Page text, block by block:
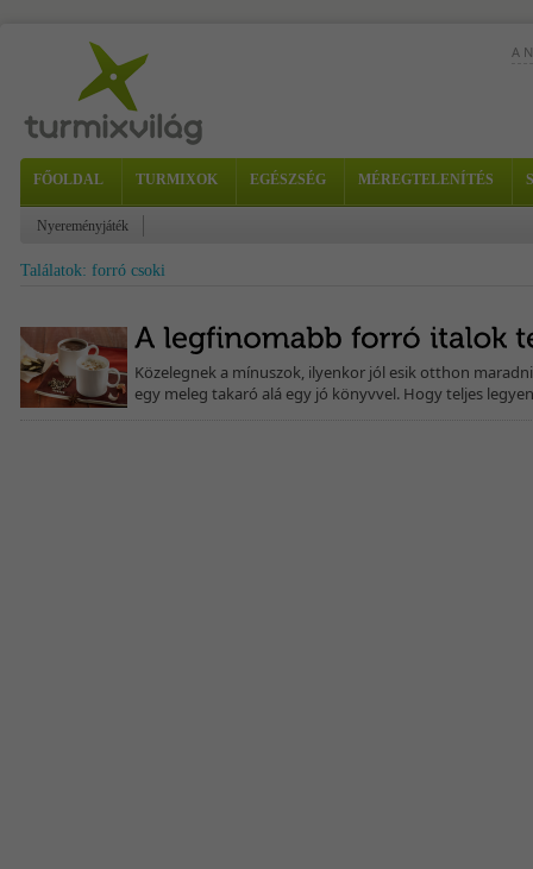
A
FŐOLDAL TURMIXOK EGÉSZSÉG MÉREGTELENÍTÉS
Nyereményjáték
Találatok: forró csoki
Közelegnek a mínuszok, ilyenkor jól esik otthon
egy meleg takaró alá egy jó könyvvel. Hogy teljes